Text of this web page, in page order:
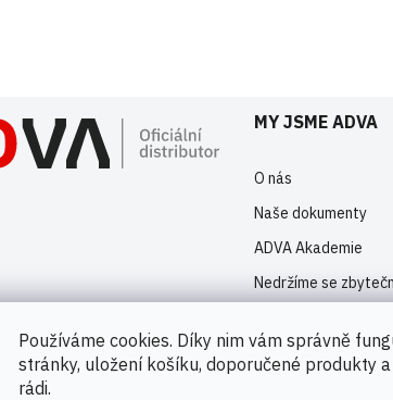
Používáme cookies. Díky nim vám správně
stránky, uložení košíku, doporučené produkty
rádi.
MY JSME ADVA
O nás
Naše dokumenty
ADVA Akademie
Nedržíme se
Novinky